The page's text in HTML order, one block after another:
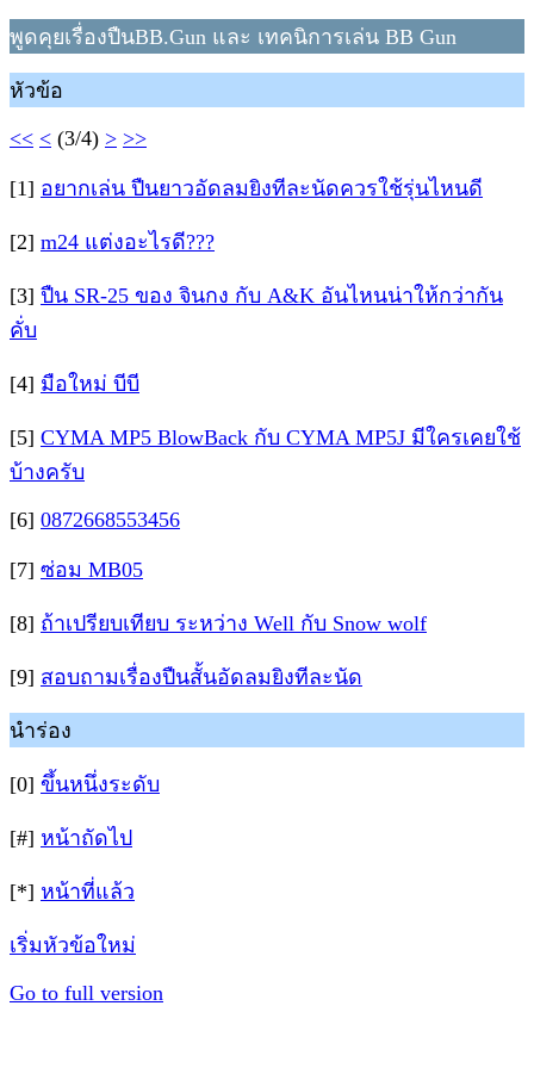
พูดคุยเรื่องปืนBB.Gun และ เทคนิการเล่น BB Gun
หัวข้อ
<< < (3/4) > >>
[1] อยากเล่น ปืนยาวอัดลมยิงทีละนัดควรใช้รุ่นไหนดี
[2] m24 แต่งอะไรดี???
[3] ปืน SR-25 ของ จินกง กับ A&K อันไหนน่าให้กว่ากัน
คั่บ
[4] มือใหม่ บีบี
[5] CYMA MP5 BlowBack กับ CYMA MP5J มีใครเคยใช้
บ้างครับ
[6] 0872668553456
[7] ซ่อม MB05
[8] ถ้าเปรียบเทียบ ระหว่าง Well กับ Snow wolf
[9] สอบถามเรื่องปืนสั้นอัดลมยิงทีละนัด
นำร่อง
[0] ขึ้นหนึ่งระดับ
[#] หน้าถัดไป
[*] หน้าที่แล้ว
เริ่มหัวข้อใหม่
Go to full version